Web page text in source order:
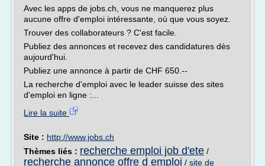
Avec les apps de jobs.ch, vous ne manquerez plus
aucune offre d'emploi intéressante, où que vous soyez.
Trouver des collaborateurs ? C'est facile.
Publiez des annonces et recevez des candidatures dès
aujourd'hui.
Publiez une annonce à partir de CHF 650.--
La recherche d'emploi avec le leader suisse des sites
d'emploi en ligne :...
Lire la suite
Site : http://www.jobs.ch
Thèmes liés : recherche emploi job d'ete /
recherche annonce offre d emploi / site de